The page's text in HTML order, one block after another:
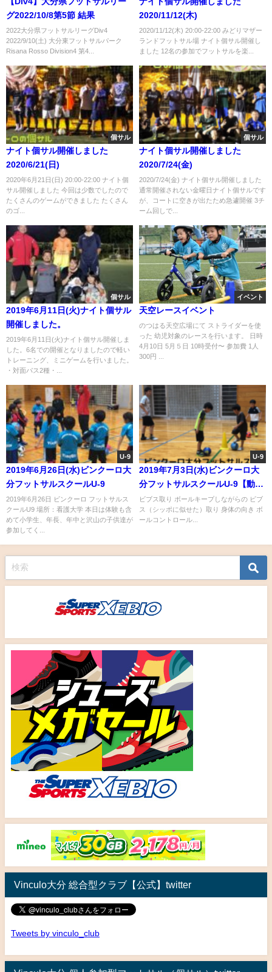
グ2022/10/8第5節 結果
2022大分県フットサルリーグDiv4
2022/9/10(土) 大分東フットサルパーク
Risana Rosso Division4 第4...
2020/11/12(木)
2020/11/12(木) 20:00-22:00 みどりマザー
ランドフットサル場 ナイト個サル開催し
ました 12名の参加でフットサルを楽...
個サル
ナイト個サル開催しました
2020/6/21(日)
2020年6月21日(日) 20:00-22:00 ナイト個
サル開催しました 今回は少数でしたので
たくさんのゲームができました たくさん
のゴ...
個サル
ナイト個サル開催しました
2020/7/24(金)
2020/7/24(金) ナイト個サル開催しました
通常開催されない金曜日ナイト個サルです
が、コートに空きが出たため急遽開催 3チ
ーム回しで...
個サル
2019年6月11日(火)ナイト個サル
開催しました。
2019年6月11日(火)ナイト個サル開催しま
した。6名での開催となりましたので軽い
トレーニング、ミニゲームを行いました。
・対面パス2種・...
イベント
天空レースイベント
のつはる天空広場にて ストライダーを使
った 幼児対象のレースを行います。 日時
4月10日 5月５日 10時受付〜 参加費 1人
300円 ...
U-9
2019年6月26日(水)ビンクーロ大
分フットサルスクールU-9
2019年6月26日 ビンクーロ フットサルス
クールU9 場所：看護大学 本日は体験も含
めて小学生、年長、年中と沢山の子供達が
参加してく...
U-9
2019年7月3日(水)ビンクーロ大
分フットサルスクールU-9【動画
あり】
ビブス取り ボールキープしながらの ビブ
ス（シッポに似せた）取り 身体の向き ボ
ールコントロール...
Vinculo大分 総合型クラブ【公式】twitter
Tweets by vinculo_club